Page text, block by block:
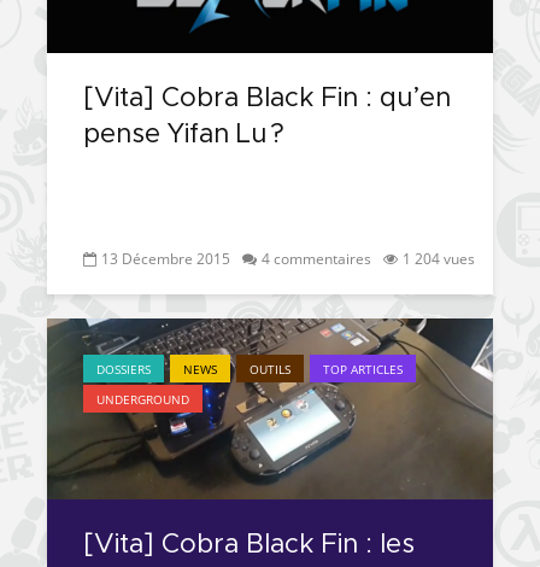
[Vita] Cobra Black Fin : qu’en
pense Yifan Lu ?
13 Décembre 2015 4 commentaires 1 204 vues
DOSSIERS NEWS OUTILS
TOP ARTICLES
UNDERGROUND
[Vita] Cobra Black Fin : les